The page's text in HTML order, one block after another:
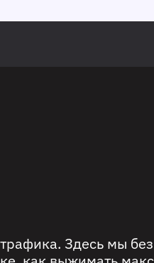
Здесь мы